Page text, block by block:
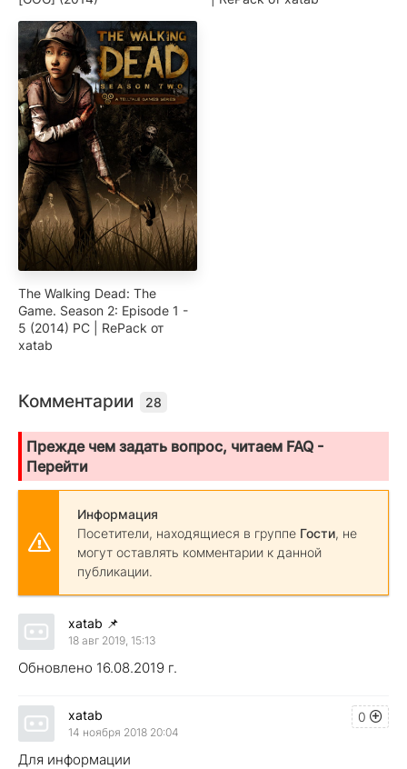
The Walking Dead: The
Game. Season 2: Episode 1 -
5 (2014) PC | RePack от
xatab
Комментарии 28
Прежде чем задать вопрос, читаем FAQ -
Перейти
Информация
Посетители, находящиеся в группе Гости, не
могут оставлять комментарии к данной
публикации.
xatab 📌
18 авг 2019, 15:13
Обновлено 16.08.2019 г.
0
xatab
14 ноября 2018 20:04
Для информации